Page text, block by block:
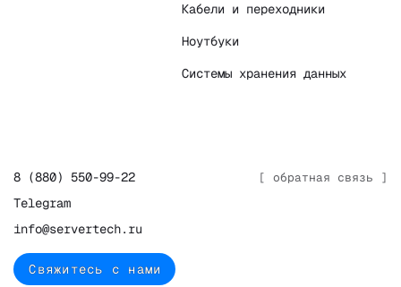
Кабели и переходники
Ноутбуки
Системы хранения данных
[ обратная связь ]
8 (880) 550-99-22
Telegram
info@servertech.ru
Свяжитесь с нами